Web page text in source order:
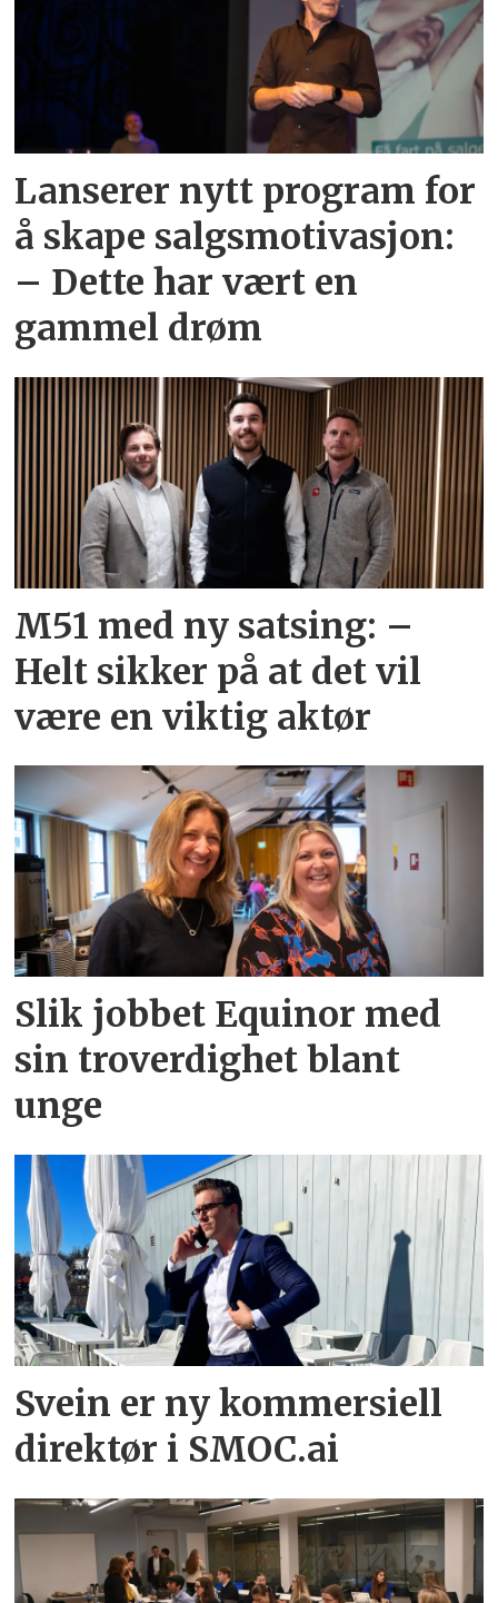
Lanserer nytt program for
å skape salgsmotivasjon:
– Dette har vært en
gammel drøm
M51 med ny satsing: –
Helt sikker på at det vil
være en viktig aktør
Slik jobbet Equinor med
sin troverdighet blant
unge
Svein er ny kommersiell
direktør i SMOC.ai